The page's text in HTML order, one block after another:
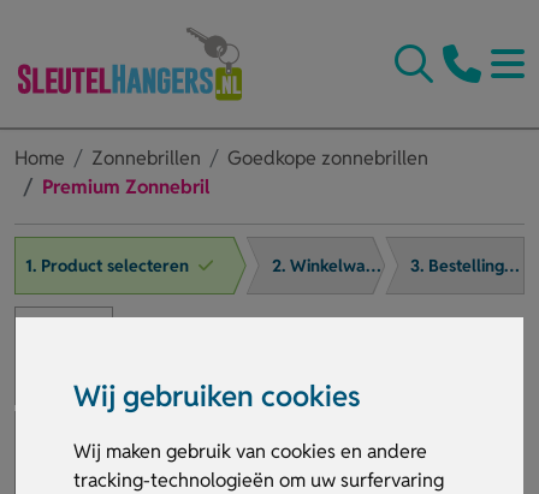
Wij gebruiken cookies
Wij maken gebruik van cookies en andere
tracking-technologieën om uw surfervaring
Home Zonnebrillen
Goedkope zonnebrillen
Premium Zonnebril
1. Product selecteren 2. Winkelwagen 3. Bestelling afronden